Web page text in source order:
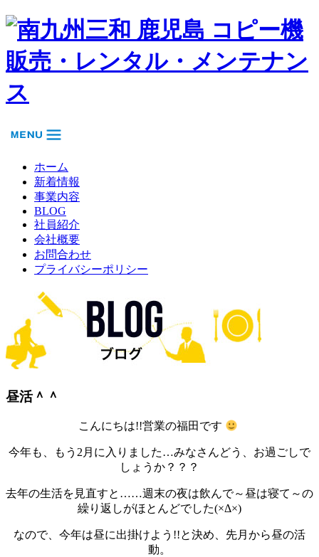
ホーム
新着情報
事業内容
BLOG
社員紹介
会社概要
お問合わせ
プライバシーポリシー
昼活＾＾
こんにちは!!営業の福田です
今年も、もう2月に入りました…みなさんどう、お過ごしで
しょうか？？？
去年の生活を見直すと……週末の夜は飲んで～昼は寝て～の
繰り返しがほとんどでした(×Δ×)
なので、今年は昼に出掛けよう!!と決め、先月から昼の活
動。